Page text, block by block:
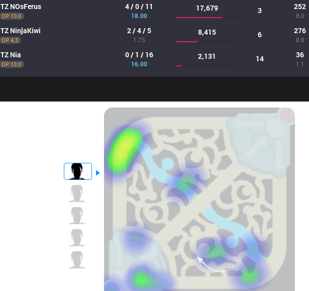
NOsFerus
OP 10.0
4 / 0 / 11
18.00
17,679 3 252
8.0
NinjaKiwi
OP 4.3
2 / 4 / 5
1.75
8,415 6 276
8.8
Nia
OP 10.0
0 / 1 / 16
16.00
2,131 14 36
1.1